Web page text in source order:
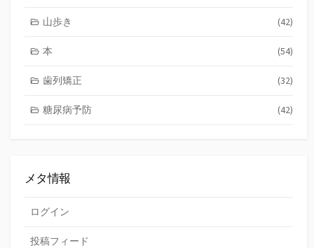
山歩き (42)
本 (54)
歯列矯正 (32)
糖尿病予防 (42)
メタ情報
ログイン
投稿フィード